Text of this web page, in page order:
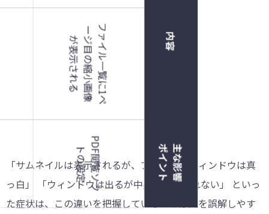
内容
主
な
影
響
ポ
イ
ン
ト
フ
ァ
イ
ル
一
覧
に
1
ペ
ー
ジ 目
の
縮
小
画
像
が 表
示
さ
れ
る
P
D
F
閲
覧
ソ
フ
トの
設
定
「サムネイルは表示されるが、プレビューウィンドウは真
っ白」 「ウィンドウは出るが中身が表示されない」 といっ
た症状は、この違いを把握していないと原因を誤解しやす